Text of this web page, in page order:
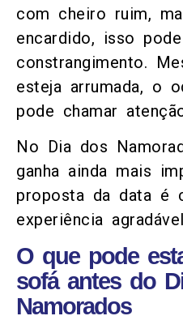
com cheiro ruim,
encardido, isso
constrangimento.
esteja arrumada, o
pode chamar
No Dia dos
ganha ainda mais
proposta da data é
experiência
O que pode
sofá antes do
Namorados